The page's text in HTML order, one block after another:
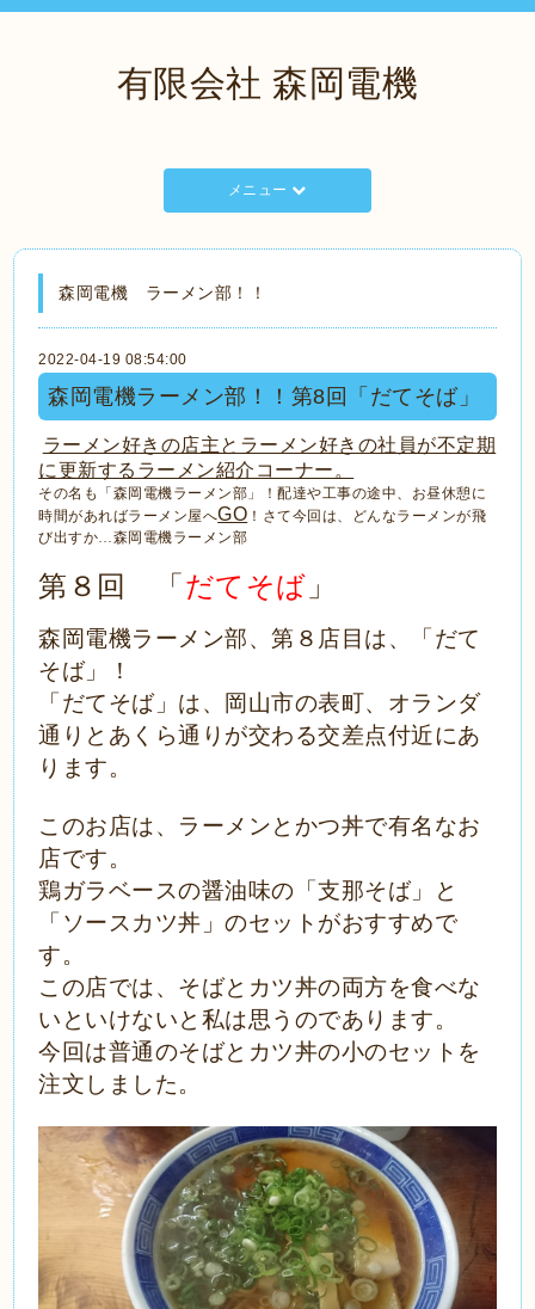
有限会社 森岡電機
メニュー
森岡電機 ラーメン部！！
2022-04-19 08:54:00
森岡電機ラーメン部！！第8回「だてそば」
ラーメン好きの店主とラーメン好きの社員が不定期
に更新するラーメン紹介コーナー。
その名も「森岡電機ラーメン部」！配達や工事の途中、お昼休憩に
時間があればラーメン屋へGO ！さて今回は、どんなラーメンが飛
び出すか…森岡電機ラーメン部
第８回 「だてそば 」
森岡電機ラーメン部、第８店目は、「だて
そば」！
「だてそば」は、岡山市の表町、オランダ
通りとあくら通りが交わる交差点付近にあ
ります。
このお店は、ラーメンとかつ丼で有名なお
店です。
鶏ガラベースの醤油味の「支那そば」と
「ソースカツ丼」のセットがおすすめで
す。
この店では、そばとカツ丼の両方を食べな
いといけないと私は思うのであります。
今回は普通のそばとカツ丼の小のセットを
注文しました。